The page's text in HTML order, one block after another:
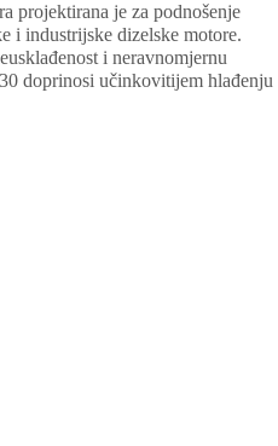
projektirana je za podnošenje
i industrijske dizelske motore.
i neravnomjernu
doprinosi učinkovitijem hlađenju